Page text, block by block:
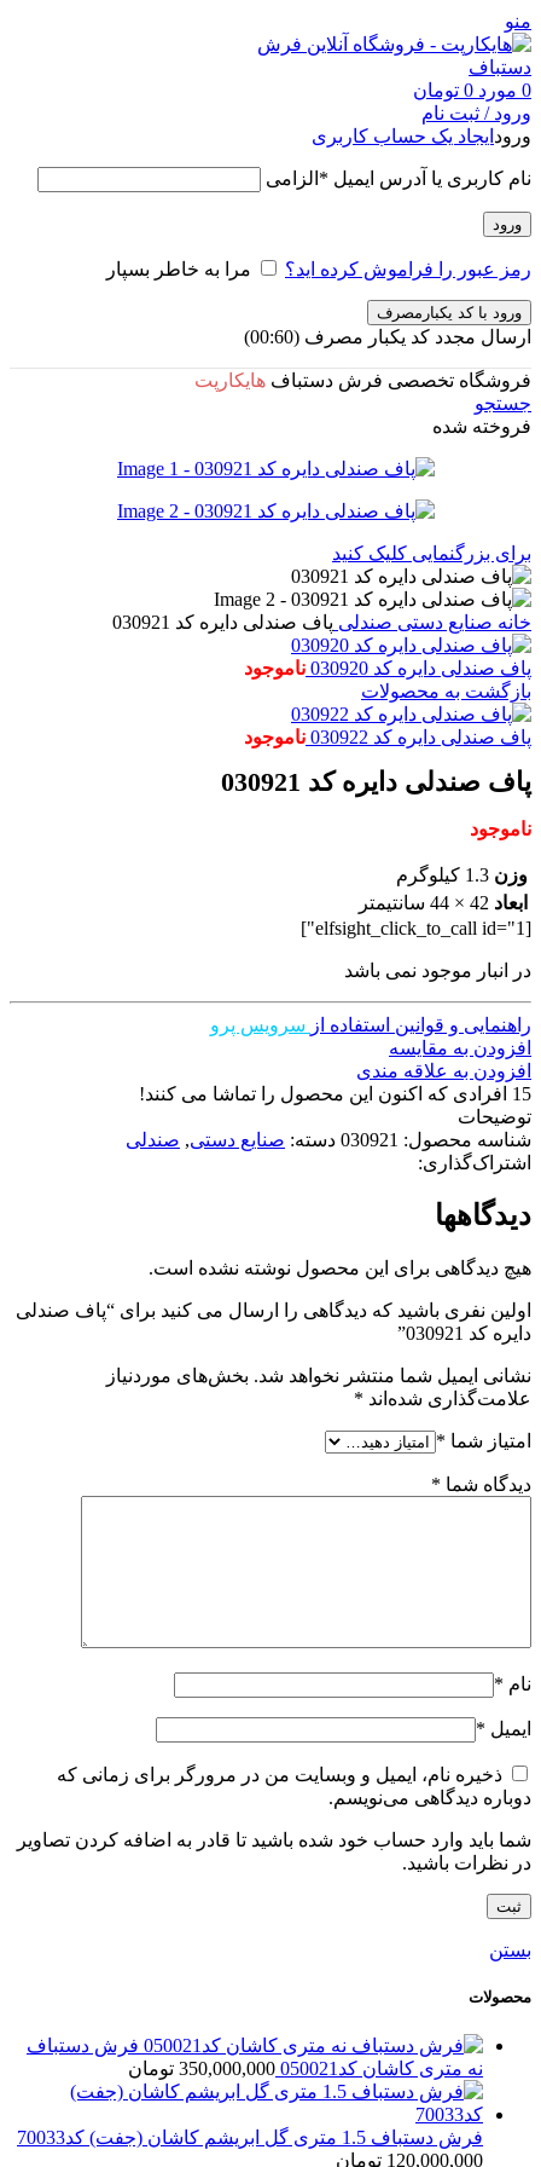
منو
0 مورد 0 تومان
ورود / ثبت نام
ورود ایجاد یک حساب کاربری
نام کاربری یا آدرس ایمیل * الزامی
ورود
رمز عبور را فراموش کرده اید؟ مرا به خاطر بسپار
ورود با کد یکبارمصرف
ارسال مجدد کد یکبار مصرف (00:
60
)
فروشگاه تخصصی فرش دستباف هایکارپت
جستجو
فروخته شده
برای بزرگنمایی کلیک کنید
خانه صنایع دستی صندلی پاف صندلی دایره کد 030921
پاف صندلی دایره کد 030920
ناموجود
بازگشت به محصولات
پاف صندلی دایره کد 030922 ناموجود
پاف صندلی دایره کد 030921
ناموجود
وزن 1.3 کیلوگرم
ابعاد 42 × 44 سانتیمتر
[elfsight_click_to_call id="1"]
در انبار موجود نمی باشد
راهنمایی و قوانین استفاده از سرویس پرو
افزودن به مقایسه
افزودن به علاقه مندی
15 افرادی که اکنون این محصول را تماشا می کنند!
توضیحات
شناسه محصول: 030921 دسته: صنایع دستی, صندلی
اشتراک‌گذاری:
دیدگاهها
هیچ دیدگاهی برای این محصول نوشته نشده است.
اولین نفری باشید که دیدگاهی را ارسال می کنید برای “پاف صندلی
دایره کد 030921”
نشانی ایمیل شما منتشر نخواهد شد. بخش‌های موردنیاز
علامت‌گذاری شده‌اند *
امتیاز شما *
دیدگاه شما *
نام *
ایمیل *
ذخیره نام، ایمیل و وبسایت من در مرورگر برای زمانی که
دوباره دیدگاهی می‌نویسم.
شما باید وارد حساب خود شده باشید تا قادر به اضافه کردن تصاویر
در نظرات باشید.
بستن
محصولات
فرش دستباف
نه متری کاشان کد050021
350,000,000 تومان
فرش دستباف 1.5 متری گل ابریشم کاشان (جفت) کد70033
120,000,000 تومان